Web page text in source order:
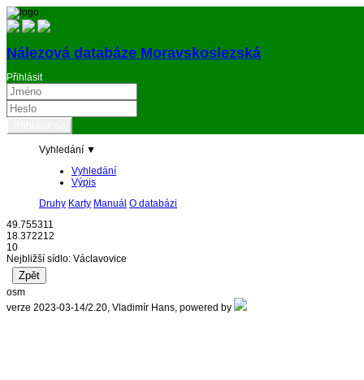
Nálezová databáze Moravskoslezská
Přihlásit
Vyhledání ▼
Vyhledání
Výpis
Druhy Karty Manuál O databázi
49.755311
18.372212
10
Nejbližší sídlo: Václavovice
osm
verze 2023-03-14/2.20, Vladimír Hans, powered by